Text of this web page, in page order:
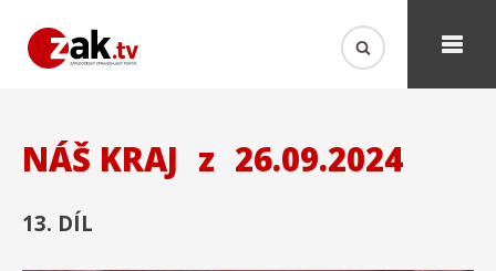
NÁŠ KRAJ z 26.09.2024
13. DÍL